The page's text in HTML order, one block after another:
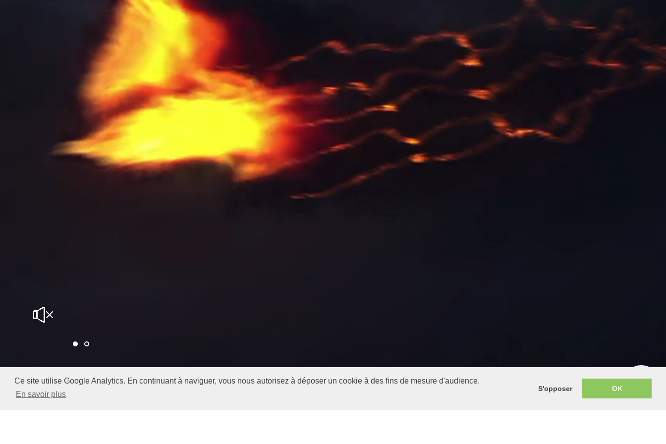
Ce site utilise Google Analytics. En continuant à naviguer, vous nous autorisez à déposer un cookie à des fins de mesure d'audience.
En savoir plus
S'opposer OK